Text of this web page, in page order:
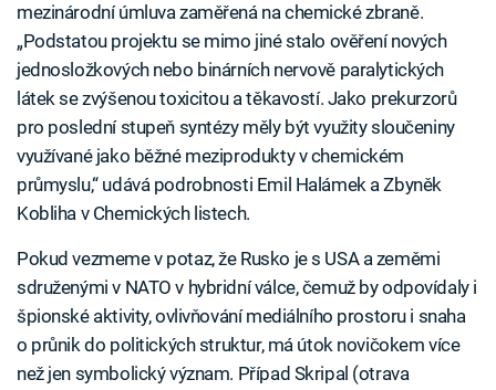
mezinárodní úmluva zaměřená na chemické zbraně.
„Podstatou projektu se mimo jiné stalo ověření nových
jednosložkových nebo binárních nervově paralytických
látek se zvýšenou toxicitou a těkavostí. Jako prekurzorů
pro poslední stupeň syntézy měly být využity sloučeniny
využívané jako běžné meziprodukty v chemickém
průmyslu,“ udává podrobnosti Emil Halámek a Zbyněk
Kobliha v Chemických listech.
Pokud vezmeme v potaz, že Rusko je s USA a zeměmi
sdruženými v NATO v hybridní válce, čemuž by odpovídaly i
špionské aktivity, ovlivňování mediálního prostoru i snaha
o průnik do politických struktur, má útok novičokem více
než jen symbolický význam. Případ Skripal (otrava